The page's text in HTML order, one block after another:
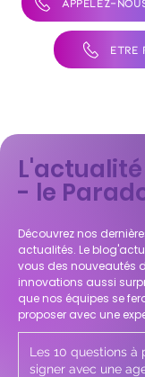
APPELEZ-
ÊTRE
L'actualité
- le
Découvrez nos
actualités. Le
vous des nouveautés
innovations aussi
que nos équipes se
proposer avec une
Les 10 questions à
signer avec une